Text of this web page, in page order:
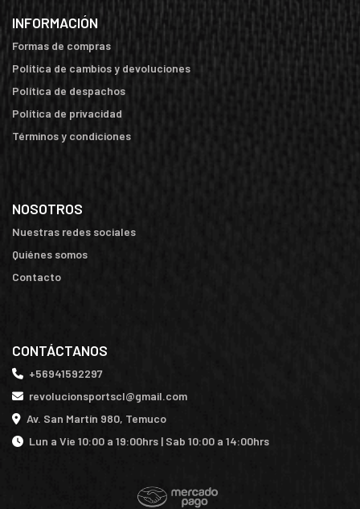
INFORMACIÓN
Formas de compras
Política de cambios y devoluciones
Política de despachos
Política de privacidad
Términos y condiciones
NOSOTROS
Nuestras redes sociales
Quiénes somos
Contacto
CONTÁCTANOS
+56941592297
revolucionsportscl@gmail.com
Av. San Martín 980, Temuco
Lun a Vie 10:00 a 19:00hrs | Sab 10:00 a 14:00hrs